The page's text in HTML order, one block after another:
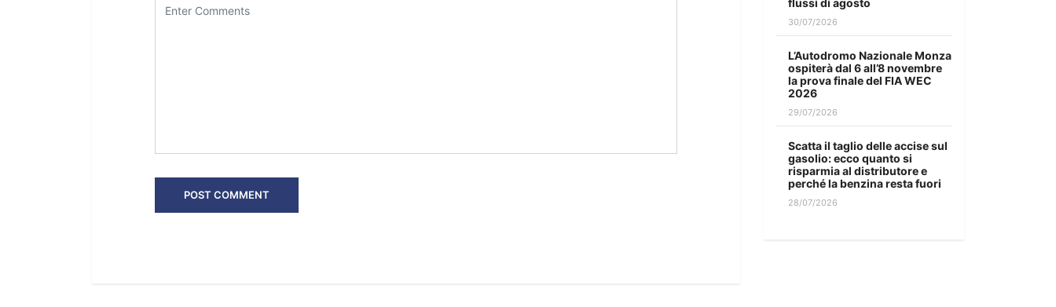
flussi di agosto
30/07/2026
L’Autodromo Nazionale Monza
ospiterà dal 6 all’8 novembre
la prova finale del FIA WEC
2026
29/07/2026
Scatta il taglio delle accise sul
gasolio: ecco quanto si
risparmia al distributore e
perché la benzina resta fuori
28/07/2026